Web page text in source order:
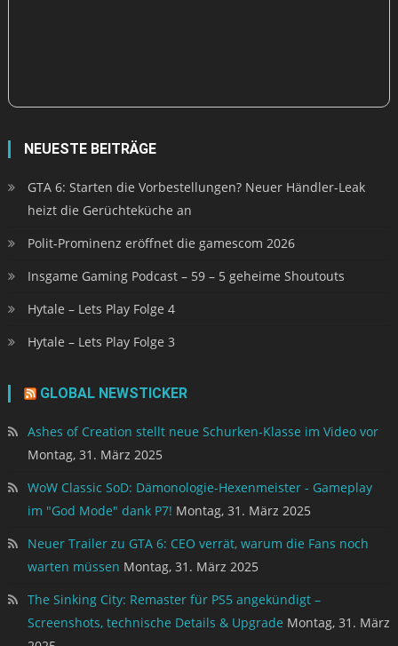
NEUESTE BEITRÄGE
GTA 6: Starten die Vorbestellungen? Neuer Händler-Leak
heizt die Gerüchteküche an
Polit-Prominenz eröffnet die gamescom 2026
Insgame Gaming Podcast – 59 – 5 geheime Shoutouts
Hytale – Lets Play Folge 4
Hytale – Lets Play Folge 3
GLOBAL NEWSTICKER
Ashes of Creation stellt neue Schurken-Klasse im Video vor
Montag, 31. März 2025
WoW Classic SoD: Dämonologie-Hexenmeister - Gameplay
im "God Mode" dank P7! Montag, 31. März 2025
Neuer Trailer zu GTA 6: CEO verrät, warum die Fans noch
warten müssen Montag, 31. März 2025
The Sinking City: Remaster für PS5 angekündigt –
Screenshots, technische Details & Upgrade Montag, 31. März